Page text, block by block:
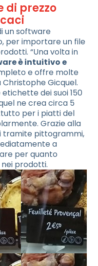
di prezzo
un software
per importare un file
“Una volta in
è intuitivo e
e offre molte
Gicquel.
dei suoi 150
ne crea circa 5
per i piatti del
Grazie alla
tramite pittogrammi,
a
per quanto
prodotti.